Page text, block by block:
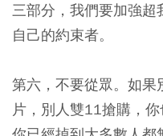
三部分，我們要加強超
自己的約束者。
第六，不要從眾。如果
片，別人雙11搶購，